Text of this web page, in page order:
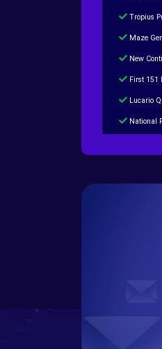
Tropius
Maze Gengar -
New
First 151
Lucario
National